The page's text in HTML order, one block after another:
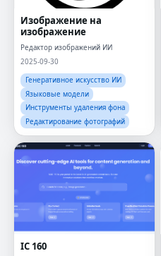
Изображение на
изображение
Редактор изображений ИИ
2025-09-30
Генеративное искусство ИИ
Языковые модели
Инструменты удаления фона
Редактирование фотографий
IC 160